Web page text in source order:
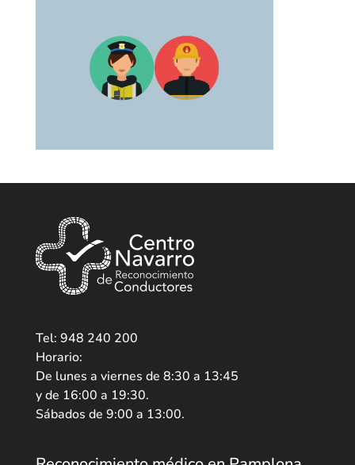
Tel: 948 240 200
Horario:
De lunes a viernes de 8:30 a 13:45
y de 16:00 a 19:30.
Sábados de 9:00 a 13:00.